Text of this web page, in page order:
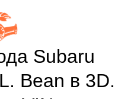
Subaru
Bean в 3D.